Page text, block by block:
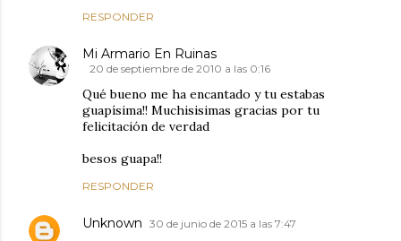
RESPONDER
Mi Armario En Ruinas
20 de septiembre de 2010 a las 0:16
Qué bueno me ha encantado y tu estabas
guapísima!! Muchisisimas gracias por tu
felicitación de verdad
besos guapa!!
RESPONDER
Unknown 30 de junio de 2015 a las 7:47